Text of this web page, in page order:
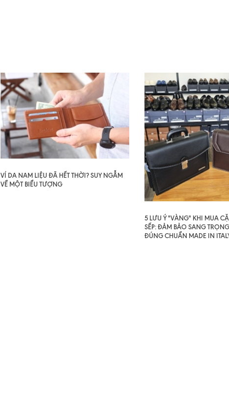
VÍ DA NAM LIỆU ĐÃ HẾT THỜI? SUY NGẪM
VỀ MỘT BIỂU TƯỢNG
5 LƯU Ý "VÀNG" KHI MUA
SẾP: ĐẢM BẢO SANG
ĐÚNG CHUẨN MADE IN